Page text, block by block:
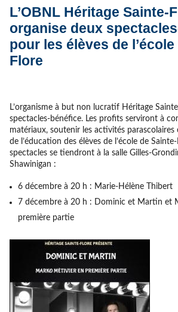
L’OBNL Héritage Sainte-
organise deux
pour les élèves de
Flore
L’organisme à but non lucratif Héritage
spectacles-bénéfice. Les profits serviront à
matériaux, soutenir les activités parascolaires
de l’éducation des élèves de l’école de
spectacles se tiendront à la salle Gilles-
Shawinigan :
6 décembre à 20 h : Marie-Hélène Thibert
7 décembre à 20 h : Dominic et Martin et
première partie